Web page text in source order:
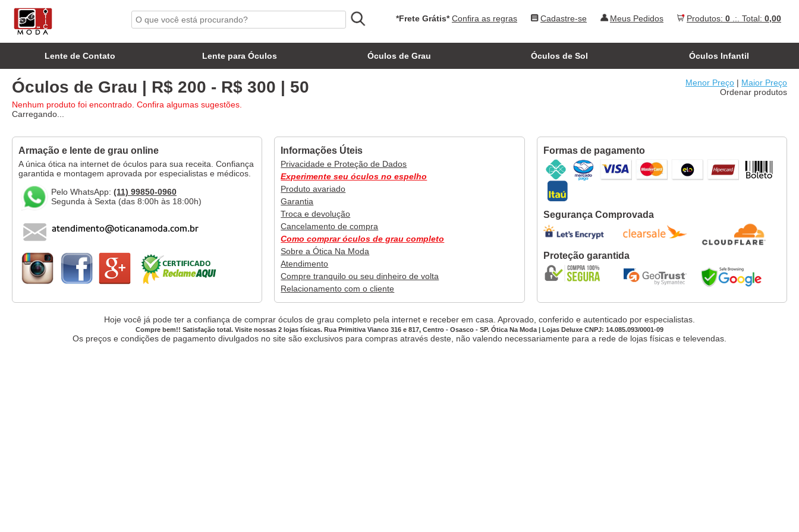
Produtos: 0 .:. Total: 0,00
Meus Pedidos
Cadastre-se
*Frete Grátis* Confira as regras
Lente de Contato Lente para Óculos Óculos de Grau Óculos de Sol Óculos Infantil
Óculos de Grau | R$ 200 - R$ 300 | 50
Nenhum produto foi encontrado. Confira algumas sugestões.
Menor Preço| Maior Preço
Ordenar produtos
Carregando...
Armação e lente de grau online
A única ótica na internet de óculos para sua receita. Confiança
garantida e montagem aprovada por especialistas e médicos.
Pelo WhatsApp: (11) 99850-0960
Segunda à Sexta (das 8:00h às 18:00h)
Informações Úteis
Privacidade e Proteção de Dados
Experimente seu óculos no espelho
Produto avariado
Garantia
Troca e devolução
Cancelamento de compra
Como comprar óculos de grau completo
Sobre a Ótica Na Moda
Atendimento
Compre tranquilo ou seu dinheiro de volta
Relacionamento com o cliente
Formas de pagamento
Segurança Comprovada
Proteção garantida
Hoje você já pode ter a confiança de comprar óculos de grau completo pela internet e receber em casa. Aprovado, conferido e autenticado por especialistas.
Compre bem!! Satisfação total. Visite nossas 2 lojas físicas. Rua Primitiva Vianco 316 e 817, Centro - Osasco - SP. Ótica Na Moda | Lojas Deluxe CNPJ: 14.085.093/0001-09
Os preços e condições de pagamento divulgados no site são exclusivos para compras através deste, não valendo necessariamente para a rede de lojas físicas e televendas.